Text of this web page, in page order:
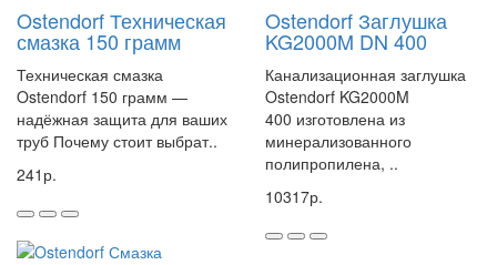
устойчивость к коррозии. Благодаря своим характеристикам, эта
труба подходит для использования как в жилых, так и в
промышленных объектах.
Уникальная конструкция канализационной трубы Ostendorf
KG2000EM 400/1000 гарантирует легкость монтажа и надежность
соединений. Она устойчива к воздействию химических веществ и
температурным колебаниям, что делает ее надежным выбором для
долгий срок службы вашей канализационной системы.
Ostendorf Техническая
смазка 150 грамм
Техническая смазка
Ostendorf 150 грамм —
надёжная защита для ваших
труб Почему стоит выбрат..
241р.
Ostendorf Заглушка
KG2000M DN 400
Канализационная заглушка
Ostendorf KG2000M
400 изготовлена из
минерализованного
полипропилена, ..
10317р.